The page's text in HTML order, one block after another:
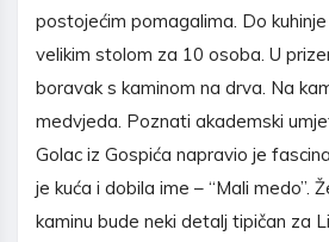
postojećim pomagalima. Do
velikim stolom za 10 osoba. U
boravak s kaminom na drva. Na
medvjeda. Poznati akademski
Golac iz Gospića napravio je
je kuća i dobila ime – “Mali medo”.
kaminu bude neki detalj tipičan za